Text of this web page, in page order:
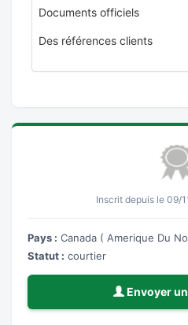
Documents officiels
Des références clients
Inscrit depuis le 09/
Pays : Canada ( Amerique Du
Statut : courtier
Envoyer